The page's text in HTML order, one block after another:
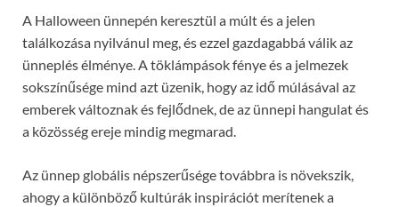
A Halloween ünnepén keresztül a múlt és a jelen
találkozása nyilvánul meg, és ezzel gazdagabbá válik az
ünneplés élménye. A töklámpások fénye és a jelmezek
sokszínűsége mind azt üzenik, hogy az idő múlásával az
emberek változnak és fejlődnek, de az ünnepi hangulat és
a közösség ereje mindig megmarad.
Az ünnep globális népszerűsége továbbra is növekszik,
ahogy a különböző kultúrák inspirációt merítenek a